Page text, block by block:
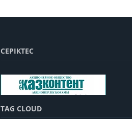
СЕРІКТЕС
TAG CLOUD